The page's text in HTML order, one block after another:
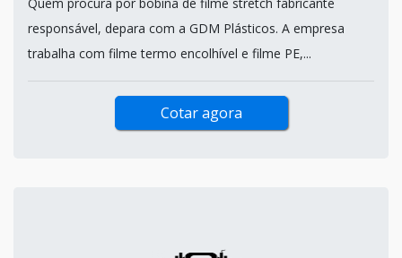
responsável, depara com a GDM Plásticos. A empresa
trabalha com filme termo encolhível e filme PE,...
Cotar agora